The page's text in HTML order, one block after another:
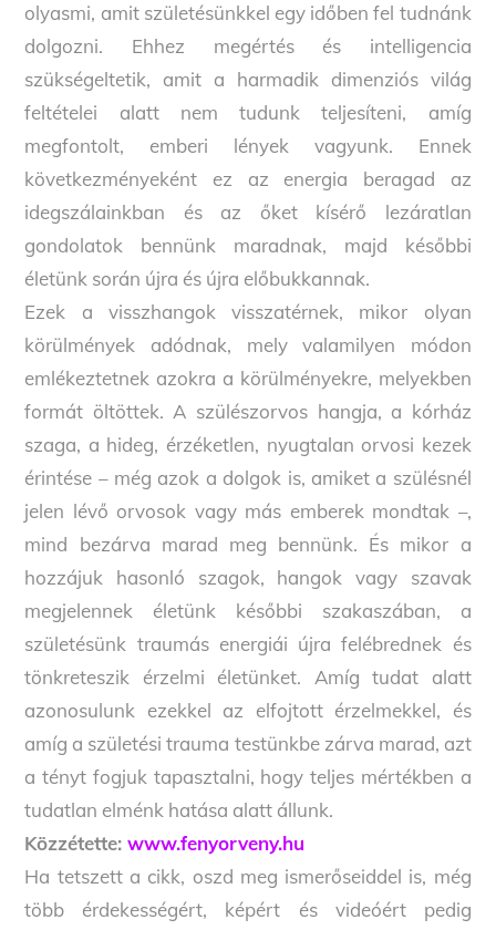
olyasmi, amit születésünkkel egy időben fel tudnánk
dolgozni. Ehhez megértés és intelligencia
szükségeltetik, amit a harmadik dimenziós világ
feltételei alatt nem tudunk teljesíteni, amíg
megfontolt, emberi lények vagyunk. Ennek
következményeként ez az energia beragad az
idegszálainkban és az őket kísérő lezáratlan
gondolatok bennünk maradnak, majd későbbi
életünk során újra és újra előbukkannak.
Ezek a visszhangok visszatérnek, mikor olyan
körülmények adódnak, mely valamilyen módon
emlékeztetnek azokra a körülményekre, melyekben
formát öltöttek. A szülészorvos hangja, a kórház
szaga, a hideg, érzéketlen, nyugtalan orvosi kezek
érintése – még azok a dolgok is, amiket a szülésnél
jelen lévő orvosok vagy más emberek mondtak –,
mind bezárva marad meg bennünk. És mikor a
hozzájuk hasonló szagok, hangok vagy szavak
megjelennek életünk későbbi szakaszában, a
születésünk traumás energiái újra felébrednek és
tönkreteszik érzelmi életünket. Amíg tudat alatt
azonosulunk ezekkel az elfojtott érzelmekkel, és
amíg a születési trauma testünkbe zárva marad, azt
a tényt fogjuk tapasztalni, hogy teljes mértékben a
tudatlan elménk hatása alatt állunk.
Közzétette:www.fenyorveny.hu
Ha tetszett a cikk, oszd meg ismerőseiddel is, még
több érdekességért, képért és videóért pedig